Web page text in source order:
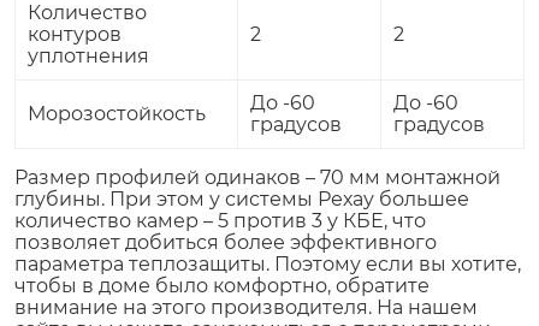
Количество
контуров
уплотнения
2 2
Морозостойкость
До -60
градусов
До -60
градусов
Размер профилей одинаков – 70 мм монтажной
глубины. При этом у системы Рехау большее
количество камер – 5 против 3 у КБЕ, что
позволяет добиться более эффективного
параметра теплозащиты. Поэтому если вы хотите,
чтобы в доме было комфортно, обратите
внимание на этого производителя. На нашем